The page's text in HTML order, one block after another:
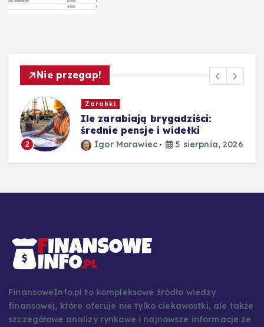
Nie przegap!
2
Zarobki
Ile zarabiają brygadziści:
średnie pensje i widełki
Igor Morawiec 5 sierpnia, 2026
FinansoweInfo.pl to kompleksowe źródło wiedzy
finansowej, które oferuje nie tylko ciekawostki, ale także
szczegółowe analizy rynkowe i najnowsze informacje ze